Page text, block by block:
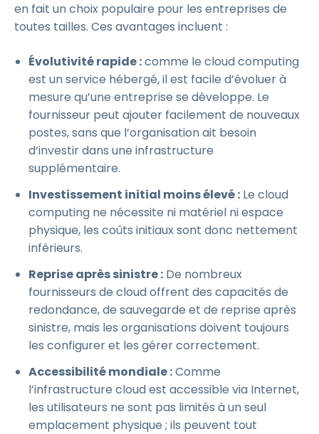
en fait un choix populaire pour les entreprises de
toutes tailles. Ces avantages incluent :
Évolutivité rapide :comme le cloud computing
est un service hébergé, il est facile d’évoluer à
mesure qu’une entreprise se développe. Le
fournisseur peut ajouter facilement de nouveaux
postes, sans que l’organisation ait besoin
d’investir dans une infrastructure
supplémentaire.
Investissement initial moins élevé : Le cloud
computing ne nécessite ni matériel ni espace
physique, les coûts initiaux sont donc nettement
inférieurs.
Reprise après sinistre : De nombreux
fournisseurs de cloud offrent des capacités de
redondance, de sauvegarde et de reprise après
sinistre, mais les organisations doivent toujours
les configurer et les gérer correctement.
Accessibilité mondiale :Comme
l’infrastructure cloud est accessible via Internet,
les utilisateurs ne sont pas limités à un seul
emplacement physique ; ils peuvent tout